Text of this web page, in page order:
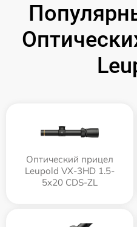
Оптический прицел
Leupold VX-3HD 1.5-
5x20 CDS-ZL